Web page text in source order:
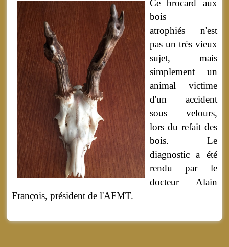
Ce brocard aux
bois
atrophiés n'est
pas un très vieux
sujet, mais
simplement un
animal victime
d'un accident
sous velours,
lors du refait des
bois. Le
diagnostic a été
rendu par le
docteur Alain
François, président de l'AFMT.